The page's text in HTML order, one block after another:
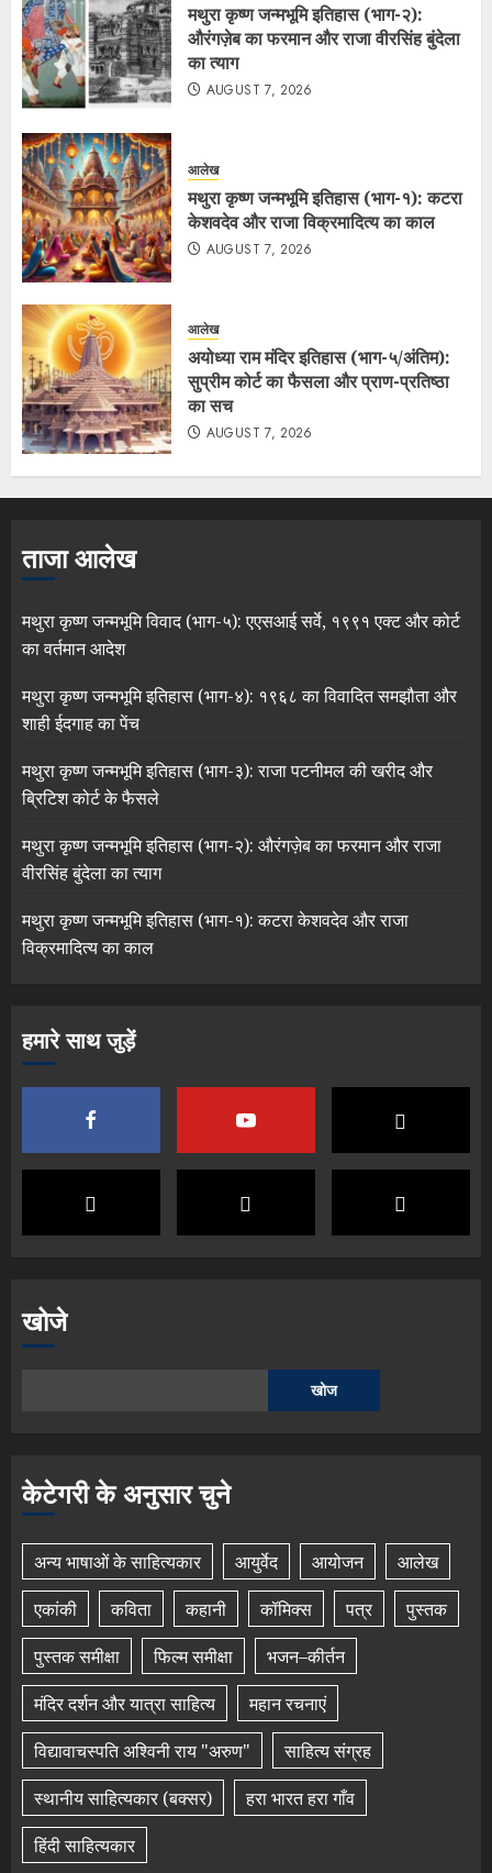
मथुरा कृष्ण जन्मभूमि इतिहास (भाग-२):
औरंगज़ेब का फरमान और राजा वीरसिंह बुंदेला
का त्याग
AUGUST 7, 2026
आलेख
मथुरा कृष्ण जन्मभूमि इतिहास (भाग-१): कटरा
केशवदेव और राजा विक्रमादित्य का काल
AUGUST 7, 2026
आलेख
अयोध्या राम मंदिर इतिहास (भाग-५/अंतिम):
सुप्रीम कोर्ट का फैसला और प्राण-प्रतिष्ठा
का सच
AUGUST 7, 2026
ताजा आलेख
मथुरा कृष्ण जन्मभूमि विवाद (भाग-५): एएसआई सर्वे, १९९१ एक्ट और कोर्ट
का वर्तमान आदेश
मथुरा कृष्ण जन्मभूमि इतिहास (भाग-४): १९६८ का विवादित समझौता और
शाही ईदगाह का पेंच
मथुरा कृष्ण जन्मभूमि इतिहास (भाग-३): राजा पटनीमल की खरीद और
ब्रिटिश कोर्ट के फैसले
मथुरा कृष्ण जन्मभूमि इतिहास (भाग-२): औरंगज़ेब का फरमान और राजा
वीरसिंह बुंदेला का त्याग
मथुरा कृष्ण जन्मभूमि इतिहास (भाग-१): कटरा केशवदेव और राजा
विक्रमादित्य का काल
हमारे साथ जुड़ें
खोजे
खोज
केटेगरी के अनुसार चुने
अन्य भाषाओं के साहित्यकार आयुर्वेद आयोजन
आलेख
एकांकी
कविता कहानी कॉमिक्स पत्र
पुस्तक
पुस्तक समीक्षा
फिल्म समीक्षा
भजन–कीर्तन
मंदिर दर्शन और यात्रा साहित्य
महान रचनाएं
विद्यावाचस्पति अश्विनी राय "अरुण"
साहित्य संग्रह
स्थानीय साहित्यकार (बक्सर)
हरा भारत हरा गाँव
हिंदी साहित्यकार